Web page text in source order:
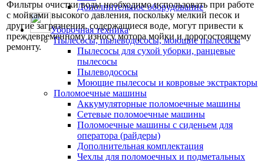
Дополнительное оборудование
Уборочная техника
Пылесосы, пылеводососы, моющие пылесосы
Пылесосы для сухой уборки, ранцевые
пылесосы
Пылеводососы
Моющие пылесосы и ковровые экстракторы
Поломоечные машины
Аккумуляторные поломоечные машины
Сетевые поломоечные машины
Поломоечные машины с сиденьем для
оператора (райдеры)
Дополнительная комплектация
Чехлы для поломоечных и подметальных
Фильтры очистки воды необходимо использовать при работе
с мойками высокого давления, поскольку мелкий песок и
другие загрязнения, содержащиеся воде, могут привести к
преждевременному износу мотора мойки и дорогостоящему
ремонту.